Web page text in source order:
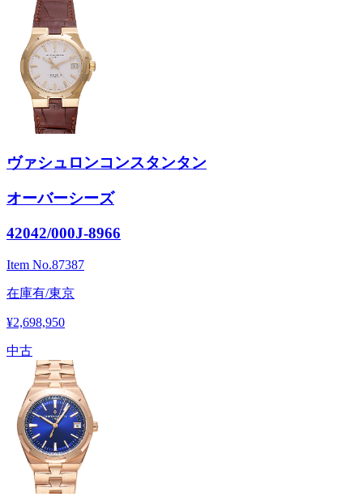
ヴァシュロンコンスタンタン
オーバーシーズ
42042/000J-8966
Item No.87387
在庫有/東京
¥2,698,950
中古